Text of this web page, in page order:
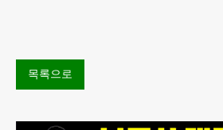
목록으로